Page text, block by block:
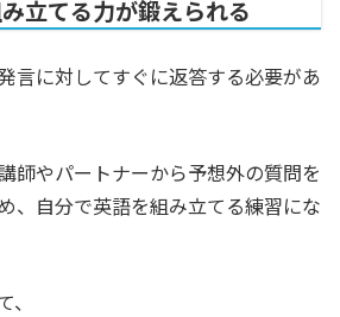
立てる力が鍛えられる
言に対してすぐに返答する必要があ
師やパートナーから予想外の質問を
、自分で英語を組み立てる練習にな